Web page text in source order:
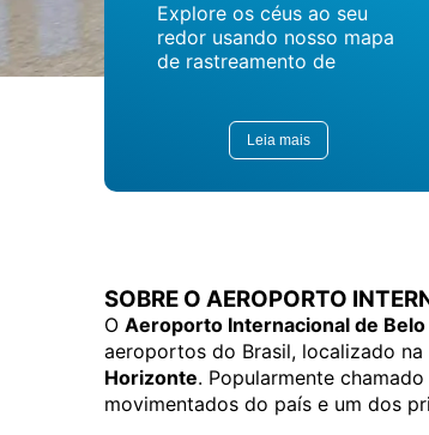
Explore os céus ao seu
redor usando nosso mapa
de rastreamento de
Leia mais
SOBRE O AEROPORTO
O Aeroporto Internacional de
aeroportos do Brasil, localizado
Horizonte. Popularmente
movimentados do país e um dos